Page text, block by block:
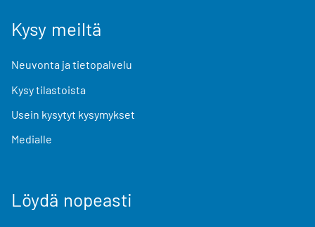
Kysy meiltä
Neuvonta ja tietopalvelu
Kysy tilastoista
Usein kysytyt kysymykset
Medialle
Löydä nopeasti